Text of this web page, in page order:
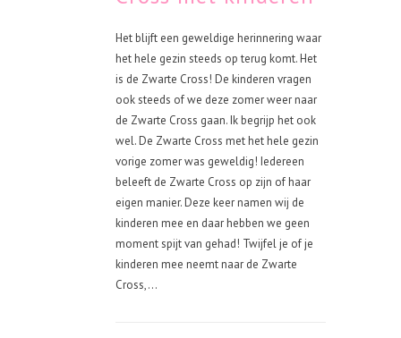
Het blijft een geweldige herinnering waar
het hele gezin steeds op terug komt. Het
is de Zwarte Cross! De kinderen vragen
ook steeds of we deze zomer weer naar
de Zwarte Cross gaan. Ik begrijp het ook
wel. De Zwarte Cross met het hele gezin
vorige zomer was geweldig! Iedereen
beleeft de Zwarte Cross op zijn of haar
eigen manier. Deze keer namen wij de
kinderen mee en daar hebben we geen
moment spijt van gehad! Twijfel je of je
kinderen mee neemt naar de Zwarte
Cross,...